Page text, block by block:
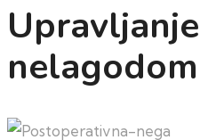
nelagodom